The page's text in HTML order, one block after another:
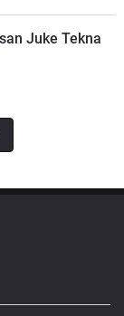
Juke Tekna